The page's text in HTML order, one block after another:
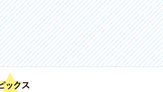
カードリスト